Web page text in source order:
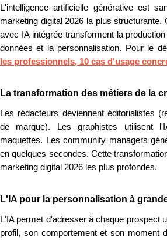
L'intelligence artificielle générative est
marketing digital 2026 la plus structurante.
avec IA intégrée transforment la
données et la personnalisation. Pour le
les professionnels, 10 cas d'usage
La transformation des métiers de la
Les rédacteurs deviennent éditorialistes
de marque). Les graphistes utilisent
maquettes. Les community managers
en quelques secondes. Cette
marketing digital 2026 les plus profondes.
L'IA pour la personnalisation à
L'IA permet d'adresser à chaque prospect
profil, son comportement et son moment